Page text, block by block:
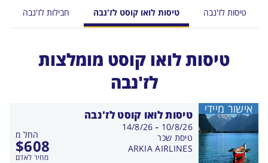
טיסות לז'נבה טיסות לואו קוסט לז'נבה חבילות לז'נבה
טיסות לואו קוסט מומלצות
לז'נבה
טיסות לואו קוסט לז'נבה
החל מ
$608
מחיר לאדם
בין
התאריכים,
10/8/26
-
14/8/26
טיסת שכר
ARKIA AIRLINES
אישור מיידי